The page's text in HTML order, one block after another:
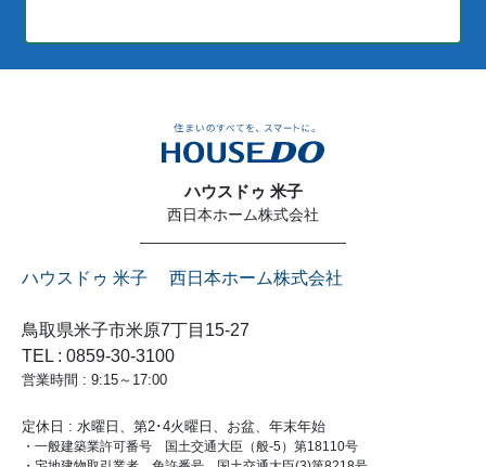
ハウスドゥ 米子
西日本ホーム株式会社
ハウスドゥ 米子 西日本ホーム株式会社
鳥取県米子市米原7丁目15-27
TEL : 0859-30-3100
営業時間 : 9:15～17:00
定休日 : 水曜日、第2･4火曜日、お盆、年末年始
・一般建築業許可番号 国土交通大臣（般-5）第18110号